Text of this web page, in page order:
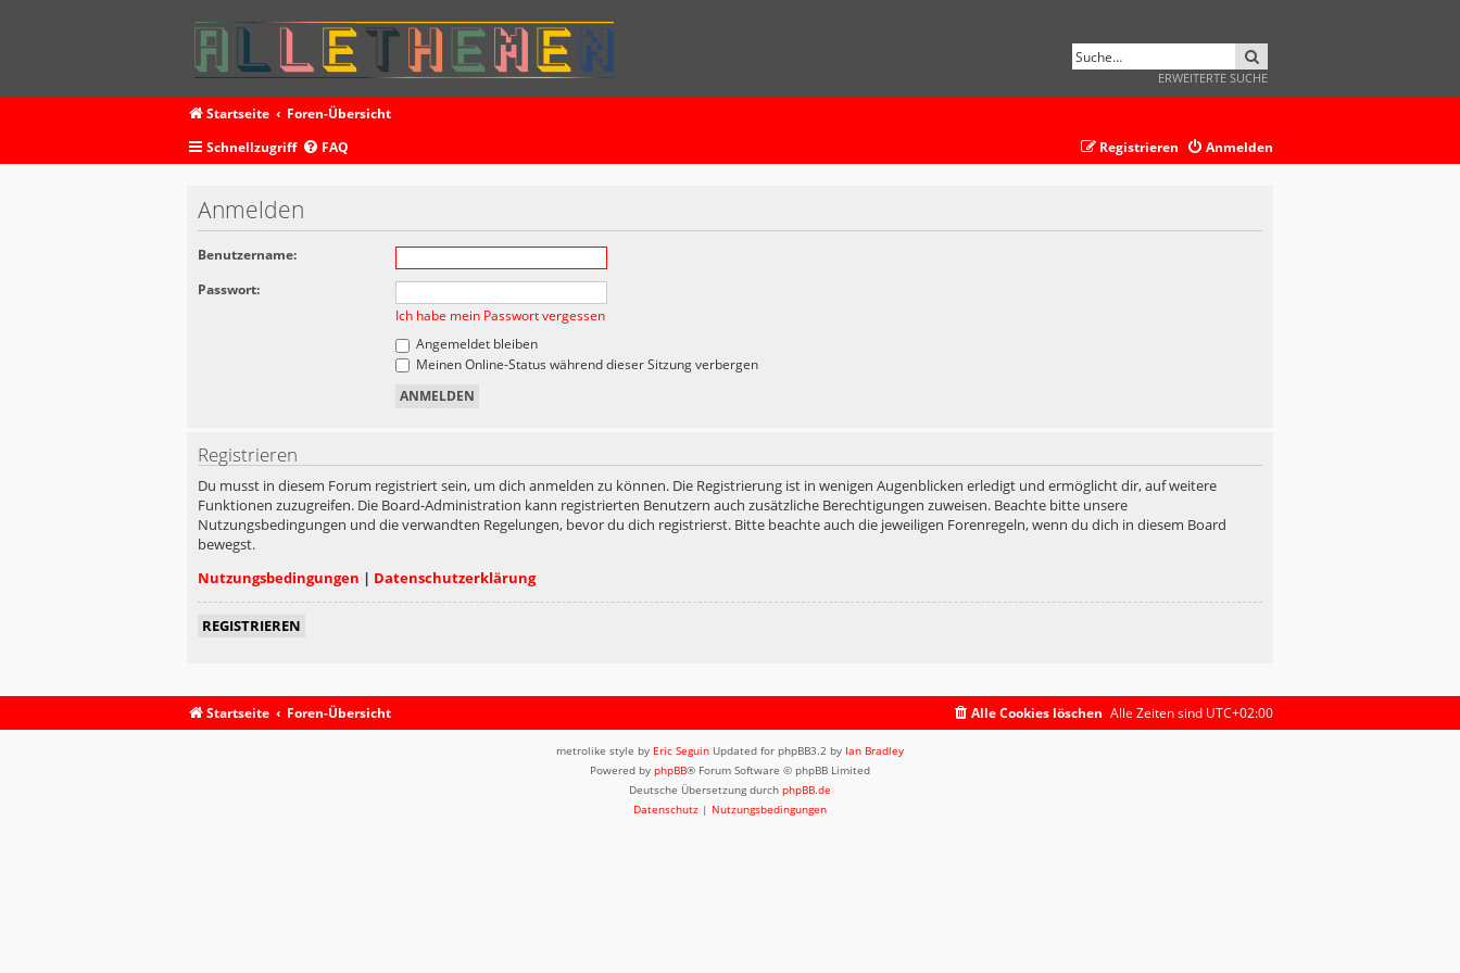
ERWEITERTE SUCHE
Startseite
Foren-Übersicht
Schnellzugriff
FAQ Anmelden
Registrieren
Anmelden
Benutzername:
Passwort:
Ich habe mein Passwort vergessen
Angemeldet bleiben
Meinen Online-Status während dieser Sitzung verbergen
Registrieren
Du musst in diesem Forum registriert sein, um dich anmelden zu können. Die Registrierung ist in wenigen Augenblicken erledigt und ermöglicht dir, auf weitere
Funktionen zuzugreifen. Die Board-Administration kann registrierten Benutzern auch zusätzliche Berechtigungen zuweisen. Beachte bitte unsere
Nutzungsbedingungen und die verwandten Regelungen, bevor du dich registrierst. Bitte beachte auch die jeweiligen Forenregeln, wenn du dich in diesem Board
bewegst.
Nutzungsbedingungen | Datenschutzerklärung
REGISTRIEREN
Startseite Foren-Übersicht Alle Zeiten sind UTC+02:00
Alle Cookies löschen
metrolike style by Eric Seguin Updated for phpBB3.2 by Ian Bradley
Powered by phpBB® Forum Software © phpBB Limited
Deutsche Übersetzung durch phpBB.de
Datenschutz | Nutzungsbedingungen